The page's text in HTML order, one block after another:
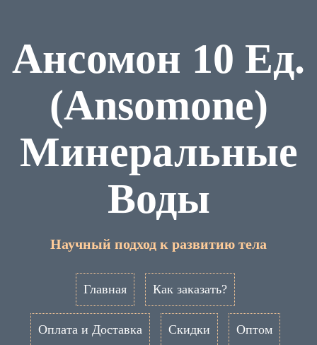
Ансомон 10 Ед.
(Ansomone)
Минеральные
Воды
Научный подход к развитию тела
Главная Как заказать?
Оплата и Доставка Скидки Оптом